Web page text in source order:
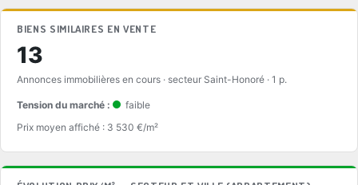
BIENS SIMILAIRES EN VENTE
13
Annonces immobilières en cours · secteur Saint-Honoré · 1 p.
Tension du marché :
faible
Prix moyen affiché : 3 530 €/m²